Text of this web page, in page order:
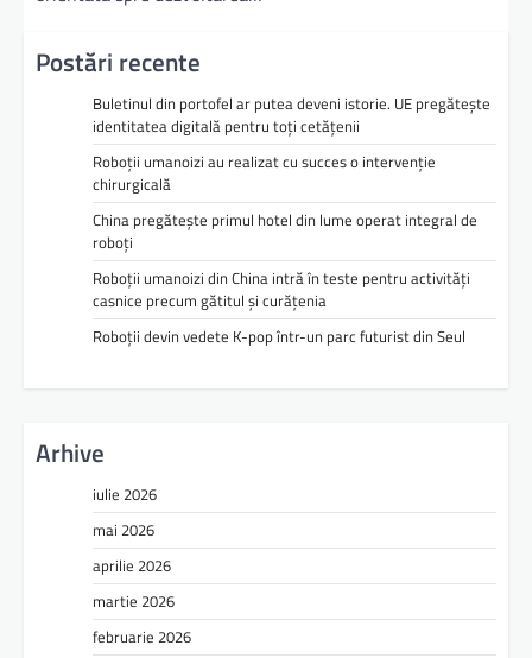
Postări recente
Buletinul din portofel ar putea deveni istorie. UE pregătește
identitatea digitală pentru toți cetățenii
Roboții umanoizi au realizat cu succes o intervenție
chirurgicală
China pregătește primul hotel din lume operat integral de
roboți
Roboții umanoizi din China intră în teste pentru activități
casnice precum gătitul și curățenia
Roboții devin vedete K-pop într-un parc futurist din Seul
Arhive
iulie 2026
mai 2026
aprilie 2026
martie 2026
februarie 2026